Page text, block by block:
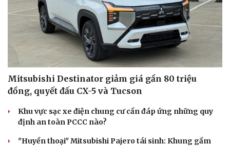
Mitsubishi Destinator giảm giá gần 80 triệu
đồng, quyết đấu CX-5 và Tucson
Khu vực sạc xe điện chung cư cần đáp ứng những quy
định an toàn PCCC nào?
"Huyền thoại" Mitsubishi Pajero tái sinh: Khung gầm